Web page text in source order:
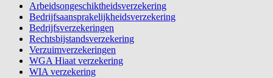
Arbeidsongeschiktheidsverzekering
Bedrijfsaansprakelijkheidsverzekering
Bedrijfsverzekeringen
Rechtsbijstandsverzekering
Verzuimverzekeringen
WGA Hiaat verzekering
WIA verzekering